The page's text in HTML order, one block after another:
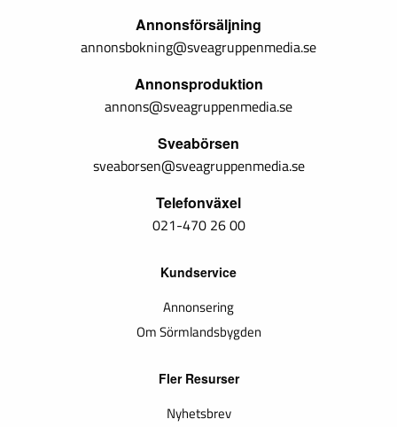
Annonsförsäljning
annonsbokning@sveagruppenmedia.se
Annonsproduktion
annons@sveagruppenmedia.se
Sveabörsen
sveaborsen@sveagruppenmedia.se
Telefonväxel
021-470 26 00
Kundservice
Annonsering
Om Sörmlandsbygden
Fler Resurser
Nyhetsbrev